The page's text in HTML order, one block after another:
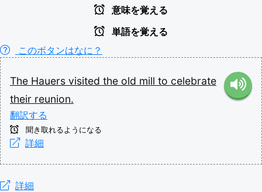
意味を覚える
単語を覚える
このボタンはなに？
The Hauers visited the old mill to celebrate
their reunion.
翻訳する
聞き取れるようになる
詳細
詳細